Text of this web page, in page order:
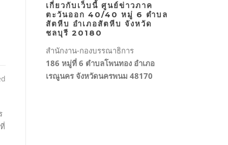
เกี่ยวกับเว็บนี้ ศูนย์ข่าวภาค
ตะวันออก 40/40 หมู่ 6 ตำบล
สัตหีบ อำเภอสัตหีบ จังหวัด
ชลบุรี 20180
สำนักงาน-กองบรรณาธิการ
186 หมู่ที่ 6 ตำบลโพนทอง อำเภอ
เรณูนคร จังหวัดนครพนม 48170